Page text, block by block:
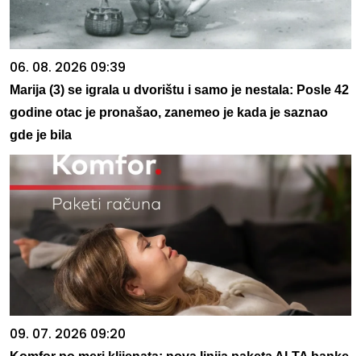
06. 08. 2026 09:39
Marija (3) se igrala u dvorištu i samo je nestala: Posle 42
godine otac je pronašao, zanemeo je kada je saznao
gde je bila
09. 07. 2026 09:20